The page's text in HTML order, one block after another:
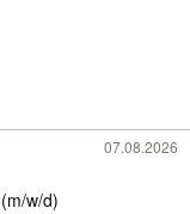
07.08.2026
w/d)